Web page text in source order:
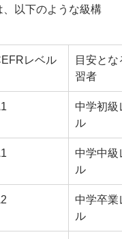
、以下のような級構
レベル
目安とな
習者
中学初級
ル
中学中級
ル
中学卒業
ル